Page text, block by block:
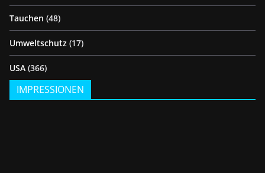
Tauchen (48)
Umweltschutz (17)
USA (366)
IMPRESSIONEN